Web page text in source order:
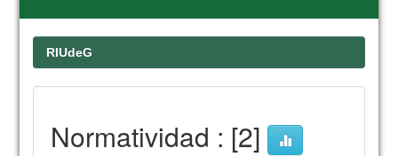
RIUdeG
Normatividad : [2]